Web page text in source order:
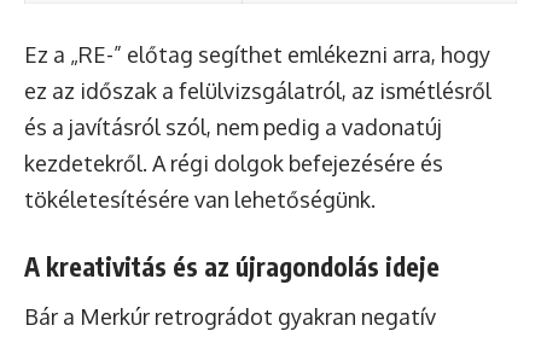
Ez a „RE-” előtag segíthet emlékezni arra, hogy
ez az időszak a felülvizsgálatról, az ismétlésről
és a javításról szól, nem pedig a vadonatúj
kezdetekről. A régi dolgok befejezésére és
tökéletesítésére van lehetőségünk.
A kreativitás és az újragondolás ideje
Bár a Merkúr retrográdot gyakran negatív